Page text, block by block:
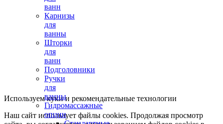
ванн
Карнизы
для
ванны
Шторки
для
ванн
Подголовники
Ручки
для
ванны
Гидромассажные
опции
Используем куки и рекомендательные технологии
Наш сайт использует файлы cookies. Продолжая просмотр